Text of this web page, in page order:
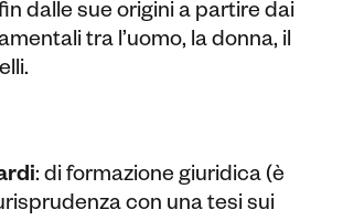
dalle sue origini a partire dai
tra l’uomo, la donna, il
: di formazione giuridica (è
con una tesi sui